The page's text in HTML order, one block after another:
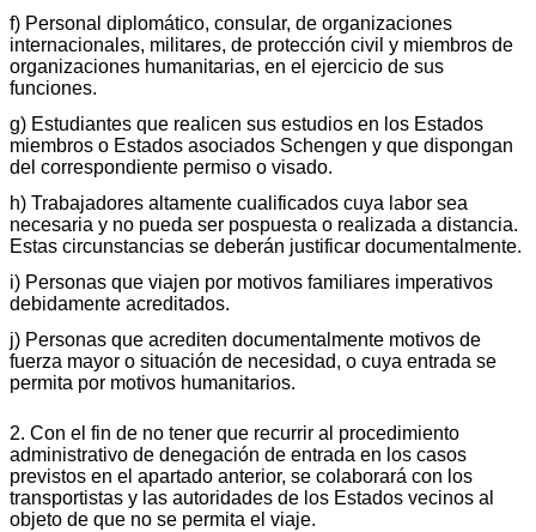
f) Personal diplomático, consular, de organizaciones
internacionales, militares, de protección civil y miembros de
organizaciones humanitarias, en el ejercicio de sus
funciones.
g) Estudiantes que realicen sus estudios en los Estados
miembros o Estados asociados Schengen y que dispongan
del correspondiente permiso o visado.
h) Trabajadores altamente cualificados cuya labor sea
necesaria y no pueda ser pospuesta o realizada a distancia.
Estas circunstancias se deberán justificar documentalmente.
i) Personas que viajen por motivos familiares imperativos
debidamente acreditados.
j) Personas que acrediten documentalmente motivos de
fuerza mayor o situación de necesidad, o cuya entrada se
permita por motivos humanitarios.
2. Con el fin de no tener que recurrir al procedimiento
administrativo de denegación de entrada en los casos
previstos en el apartado anterior, se colaborará con los
transportistas y las autoridades de los Estados vecinos al
objeto de que no se permita el viaje.